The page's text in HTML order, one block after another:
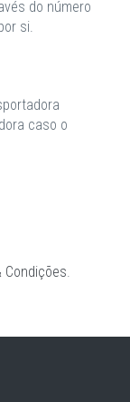
do número
si.
caso o
Condições.